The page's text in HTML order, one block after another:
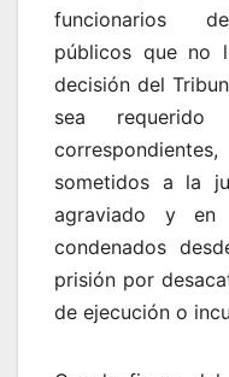
funcionarios
públicos que no
decisión del
sea
sometidos a la
agraviado y
condenados
prisión por
de ejecución o